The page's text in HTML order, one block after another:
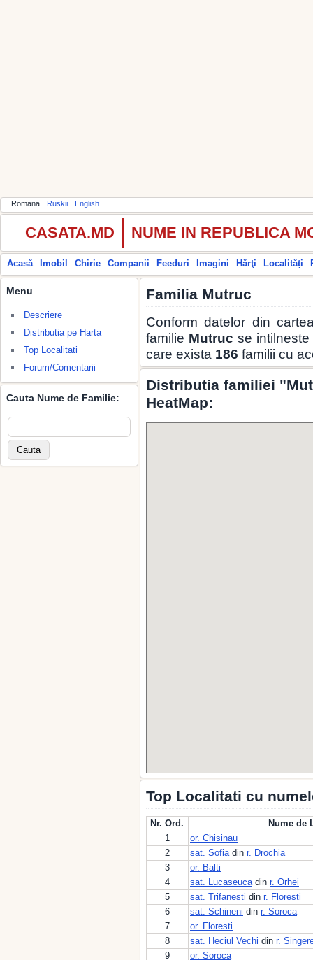
Romana Ruskii English
CASATA.MD NUME IN REPUBLICA
Acasă Imobil Chirie Companii Feeduri Imagini Hărţi Localități
Menu
Descriere
Distributia pe Harta
Top Localitati
Forum/Comentarii
Cauta Nume de Familie:
Familia Mutruc
Conform datelor din
familie Mutruc se
care exista 186 familii cu
Distributia familiei
HeatMap:
Top Localitati cu
Nr. Ord.
Nume de
1
or. Chisinau
2
sat. Sofiadin r. Drochia
3
or. Balti
4
sat. Lucaseucadin r. Orhei
5
sat. Trifanesti din r. Floresti
6
sat. Schineni din r. Soroca
7
or. Floresti
8
sat. Heciul Vechi din r.
9
or. Soroca